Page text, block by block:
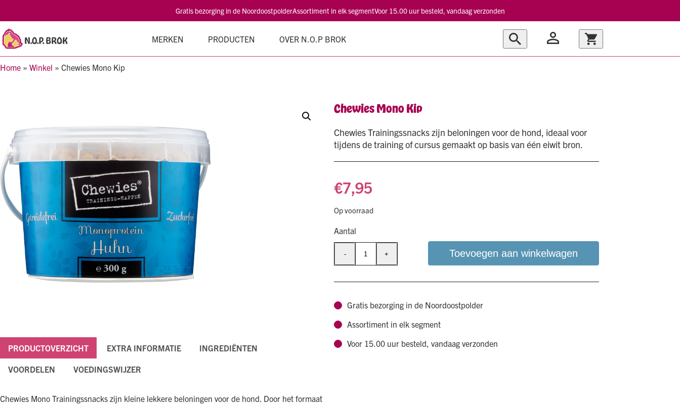
Gratis bezorging in de NoordoostpolderAssortiment in elk segmentVoor 15.00 uur besteld, vandaag verzonden
MERKEN PRODUCTEN OVER N.O.P BROK
Home » Winkel » Chewies Mono Kip
Chewies Mono Kip
Chewies Trainingssnacks zijn beloningen voor de hond, ideaal voor
tijdens de training of cursus gemaakt op basis van één eiwit bron.
€7,95
Op voorraad
Aantal
-
Chewies
+ Toevoegen aan winkelwagen
Gratis bezorging in de Noordoostpolder
Assortiment in elk segment
Voor 15.00 uur besteld, vandaag verzonden
PRODUCTOVERZICHT EXTRA INFORMATIE INGREDIËNTEN
VOORDELEN VOEDINGSWIJZER
Chewies Mono Trainingssnacks zijn kleine lekkere beloningen voor de hond. Door het formaat